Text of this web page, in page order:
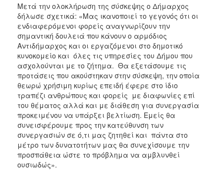
Μετά την ολοκλήρωση της σύσκεψης ο Δήμαρχος
δήλωσε σχετικά: «Μας ικανοποιεί το γεγονός ότι οι
ενδιαφερόμενοι φορείς αναγνωρίζουν την
σημαντική δουλειά που κάνουν ο αρμόδιος
Αντιδήμαρχος και οι εργαζόμενοι στο δημοτικό
κυνοκομείο και όλες τις υπηρεσίες του Δήμου που
ασχολούνται με το ζήτημα. Θα εξετάσουμε τις
προτάσεις που ακούστηκαν στην σύσκεψη, την οποία
θεωρώ χρήσιμη κυρίως επειδή έφερε στο ίδιο
τραπέζι ανθρώπους και φορείς με διαφωνίες επί
του θέματος αλλά και με διάθεση για συνεργασία
προκειμένου να υπάρξει βελτίωση. Εμείς θα
συνεισφέρουμε προς την κατεύθυνση των
συνεργασιών σε ό,τι μας ζητηθεί και πάντα στο
μέτρο των δυνατοτήτων μας θα συνεχίσουμε την
προσπάθεια ώστε το πρόβλημα να αμβλυνθεί
ουσιωδώς».